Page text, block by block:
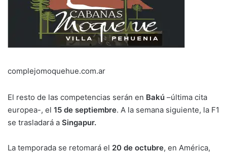
complejomoquehue.com.ar
El resto de las competencias serán en Bakú –última cita
europea-, el 15 de septiembre. A la semana siguiente, la F1
se trasladará a Singapur.
La temporada se retomará el 20 de octubre, en América,